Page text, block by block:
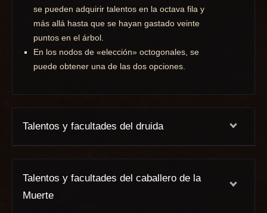
se pueden adquirir talentos en la octava fila y
más allá hasta que se hayan gastado veinte
puntos en el árbol.
En los nodos de «elección» octogonales, se
puede obtener una de las dos opciones.
Talentos y facultades del druida
Talentos y facultades del caballero de la
Muerte